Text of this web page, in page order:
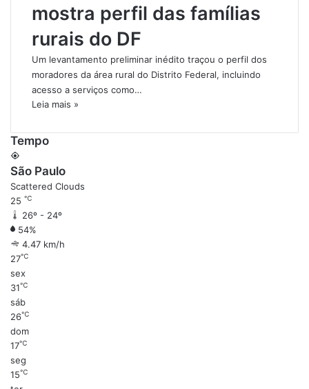
mostra perfil das famílias
rurais do DF
Um levantamento preliminar inédito traçou o perfil dos
moradores da área rural do Distrito Federal, incluindo
acesso a serviços como…
Leia mais »
Tempo
São Paulo
Scattered Clouds
25 ℃
26º - 24º
54%
4.47 km/h
27℃
sex
31℃
sáb
26℃
dom
17℃
seg
15℃